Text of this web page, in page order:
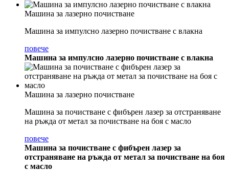
Машина за лазерно почистване
Машина за импулсно лазерно почистване с влакна
повече
Машина за импулсно лазерно почистване с влакна
Машина за лазерно почистване
Машина за почистване с фибърен лазер за отстраняване
на ръжда от метал за почистване на боя с масло
повече
Машина за почистване с фибърен лазер за
отстраняване на ръжда от метал за почистване на боя
с масло